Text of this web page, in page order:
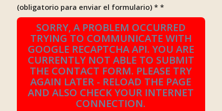
(obligatorio para enviar el formulario) * *
SORRY, A PROBLEM OCCURRED
TRYING TO COMMUNICATE WITH
GOOGLE RECAPTCHA API. YOU ARE
CURRENTLY NOT ABLE TO SUBMIT
THE CONTACT FORM. PLEASE TRY
AGAIN LATER - RELOAD THE PAGE
AND ALSO CHECK YOUR INTERNET
CONNECTION.